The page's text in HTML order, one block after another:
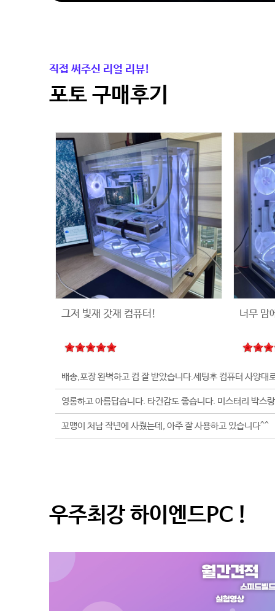
직접 써주신 리얼 리뷰!
포토 구매후기
그저 빛재 갓재 컴퓨터! 너무 맘
꼬맹이 처남 작년에 사줬는데, 아주 잘 사용하고 있습니다^^
우주최강 하이엔드PC !